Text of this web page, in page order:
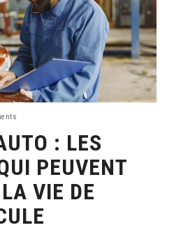
: LES
PEUVENT
VIE DE